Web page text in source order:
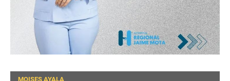
MOISES AYALA